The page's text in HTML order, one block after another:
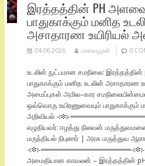
இரத்தத்தின் PH
பாதுகாக்கும் மனித
அசாதாரண உயிரியல்
04.06.2026 மாவையூரன் 0
உடலின் நுட்பமான சமநிலை:
பாதுகாக்கும் மனித உடலின் அசாதாரண
அமைப்புகள் அமில–கார
ஒவ்வொரு உயிரணுவையும் பாதுகாக்கும்
அறிவியல்
எழுதியவர்: ஈழத்து நிலவன்
மருந்தியல் நிபுணர் | அரசு மருத்துவ
⊰❉⊱══════════════════⊰❉⊱
அமைதியான காவலன் – இரத்தத்தின்